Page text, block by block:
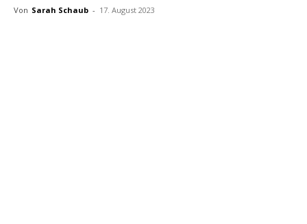
Von Sarah Schaub - 17. August 2023